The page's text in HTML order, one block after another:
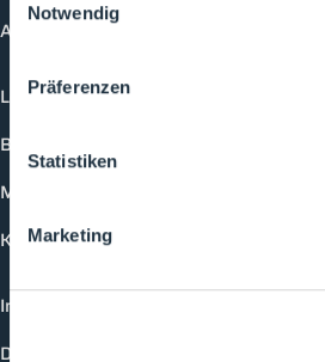
Notwendig
Präferenzen
Statistiken
Marketing
Academy
Login
Buchungsmöglichkeiten
Medienformate
Kontakt
Impressum
Datenschutzerklärung